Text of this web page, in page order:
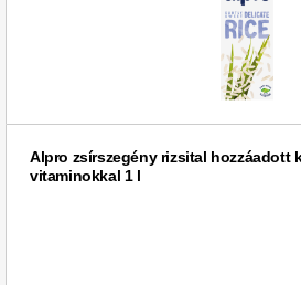
Alpro zsírszegény rizsital hozzáadott
vitaminokkal 1 l